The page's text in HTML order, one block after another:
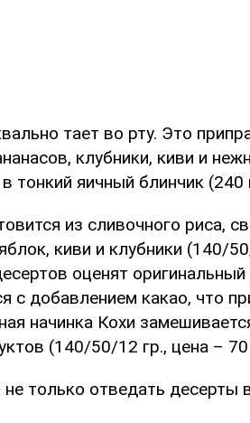
тает во рту. Это
клубники, киви и
тонкий яичный блинчик (240
из сливочного риса,
киви и клубники (140/
оценят
с добавлением какао, что
начинка Кохи
(140/50/12 гр., цена – 70
только отведать